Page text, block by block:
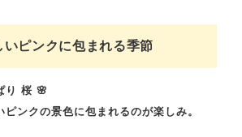
いピンクに包まれる季節
り桜 🌸
ピンクの景色に包まれるのが楽しみ。